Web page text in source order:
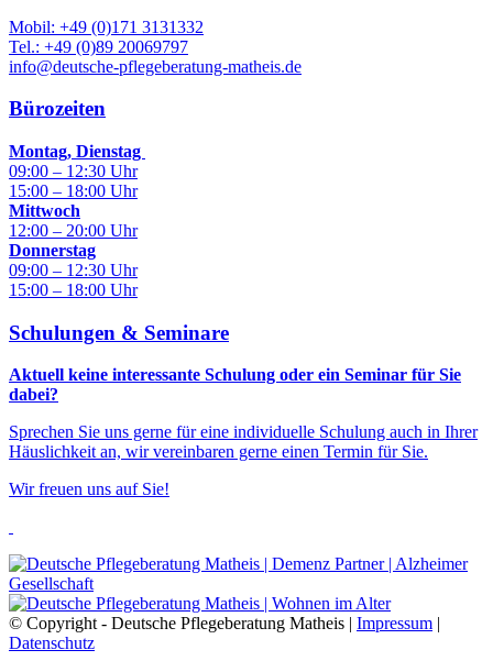
Mobil: +49 (0)171 3131332
Tel.: +49 (0)89 20069797
info@deutsche-pflegeberatung-matheis.de
Bürozeiten
Montag, Dienstag
09:00 – 12:30 Uhr
15:00 – 18:00 Uhr
Mittwoch
12:00 – 20:00 Uhr
Donnerstag
09:00 – 12:30 Uhr
15:00 – 18:00 Uhr
Schulungen & Seminare
Aktuell keine interessante Schulung oder ein Seminar für Sie
dabei?
Sprechen Sie uns gerne für eine individuelle Schulung auch in Ihrer
Häuslichkeit an, wir vereinbaren gerne einen Termin für Sie.
Wir freuen uns auf Sie!
© Copyright - Deutsche Pflegeberatung Matheis | Impressum
Datenschutz